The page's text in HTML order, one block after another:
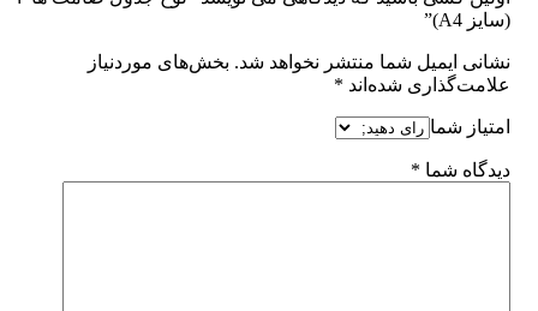
(سایز A4)”
نشانی ایمیل شما منتشر نخواهد شد. بخش‌های موردنیاز
علامت‌گذاری شده‌اند *
امتیاز شما
دیدگاه شما *